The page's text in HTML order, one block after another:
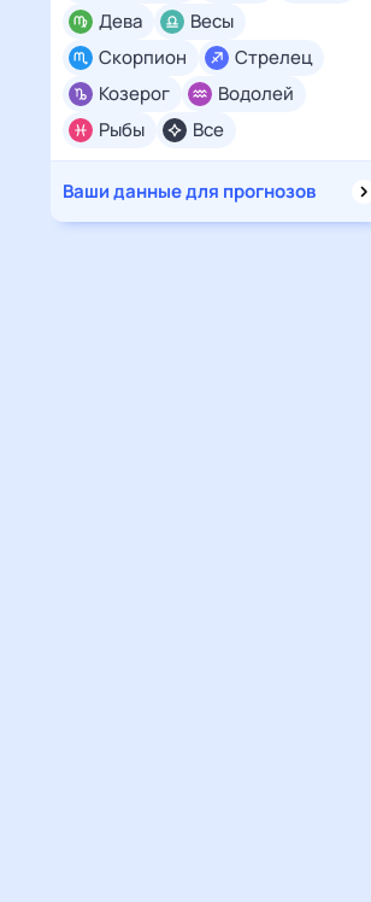
Все
Дева
Весы
Скорпион
Стрелец
Козерог
Водолей
Рыбы
Ваши данные для прогнозов